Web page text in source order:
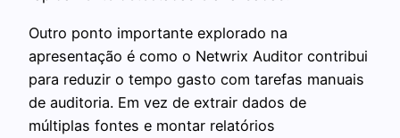
Outro ponto importante explorado na
apresentação é como o Netwrix Auditor contribui
para reduzir o tempo gasto com tarefas manuais
de auditoria. Em vez de extrair dados de
múltiplas fontes e montar relatórios